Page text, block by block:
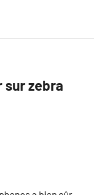
sur zebra